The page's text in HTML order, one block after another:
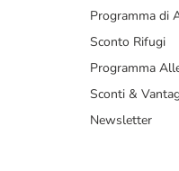
Programma di
Sconto Rifugi
Programma
Sconti &
Newsletter